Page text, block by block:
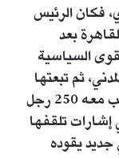
فكان الرئيس
بعد
السياسية
ثم تبعتها
زيارة رئيس الوزراء أردوغان الذي اصطحب معه 250 رجل
وهي إشارات تلقفها
جديد يقوده